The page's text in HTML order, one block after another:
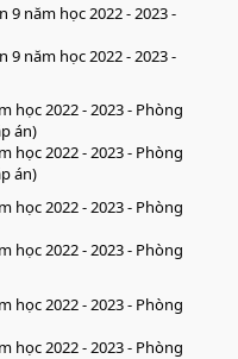
năm học 2022 - 2023 -
năm học 2022 - 2023 -
học 2022 - 2023 - Phòng
án)
học 2022 - 2023 - Phòng
án)
học 2022 - 2023 - Phòng
học 2022 - 2023 - Phòng
học 2022 - 2023 - Phòng
học 2022 - 2023 - Phòng